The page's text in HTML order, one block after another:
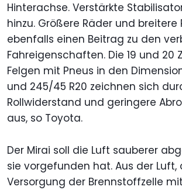
Hinterachse. Verstärkte
hinzu. Größere Räder und breitere
ebenfalls einen Beitrag zu den
Fahreigenschaften. Die 19 und 20
Felgen mit Pneus in den
und 245/45 R20 zeichnen sich
Rollwiderstand und geringere
aus, so Toyota.
Der Mirai soll die Luft sauberer
sie vorgefunden hat. Aus der Luft,
Versorgung der Brennstoffzelle